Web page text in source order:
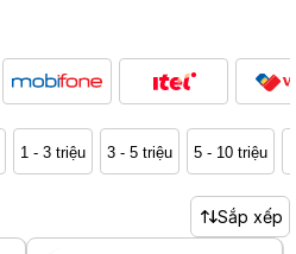
1 - 3 triệu 3 - 5 triệu 5 - 10 triệu
Sắp xếp